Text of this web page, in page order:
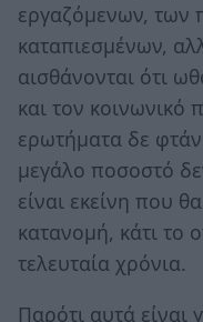
εργαζόμενων, των
καταπιεσμένων,
αισθάνονται ότι
και τον κοινωνικό
ερωτήματα δε
μεγάλο ποσοστό
είναι εκείνη που
κατανομή, κάτι το
τελευταία χρόνια.
Παρότι αυτά είναι